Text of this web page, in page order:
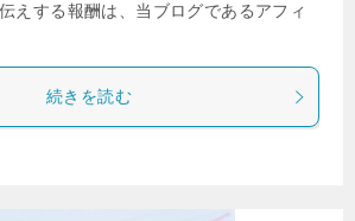
えする報酬は、当ブログであるアフィ
続きを読む